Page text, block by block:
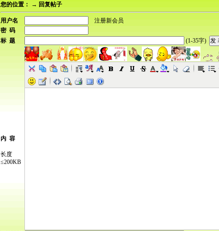
您的位置： → 回复帖子
用户名
注册新会员
密 码
标 题
(1-35字)
内 容
长度
≤200KB